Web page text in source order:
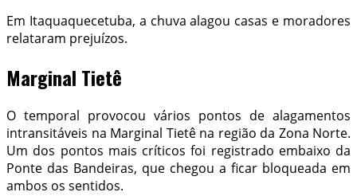
Em Itaquaquecetuba, a chuva alagou casas e moradores
relataram prejuízos.
Marginal Tietê
O temporal provocou vários pontos de alagamentos
intransitáveis na Marginal Tietê na região da Zona Norte.
Um dos pontos mais críticos foi registrado embaixo da
Ponte das Bandeiras, que chegou a ficar bloqueada em
ambos os sentidos.